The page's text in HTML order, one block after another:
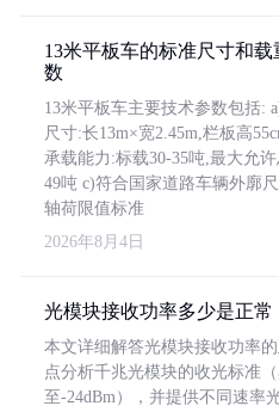
13米平板车的标准尺寸和载
数
13米平板车主要技术参数包括:
尺寸:长13m×宽2.45m,栏板高
承载能力:标载30-35吨,最大允
49吨 c)符合国家道路车辆外廓
轴荷限值标准
2026年8月4日
光模块接收功率多少是正常
本文详细解答光模块接收功率
点分析千兆光模块的收光标准
至-24dBm），并提供不同速率